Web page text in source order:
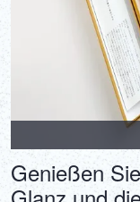
Genießen